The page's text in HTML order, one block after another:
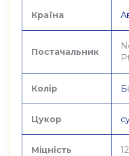
Країна
Постачальник
Колір
Цукор
Міцність